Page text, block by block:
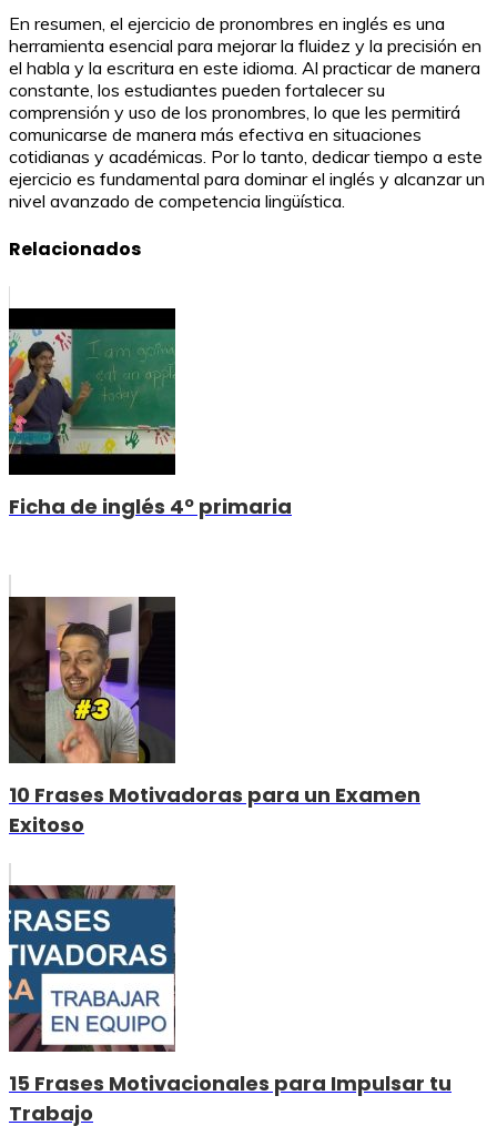
En resumen, el ejercicio de pronombres en inglés es una
herramienta esencial para mejorar la fluidez y la precisión en
el habla y la escritura en este idioma. Al practicar de manera
constante, los estudiantes pueden fortalecer su
comprensión y uso de los pronombres, lo que les permitirá
comunicarse de manera más efectiva en situaciones
cotidianas y académicas. Por lo tanto, dedicar tiempo a este
ejercicio es fundamental para dominar el inglés y alcanzar un
nivel avanzado de competencia lingüística.
Relacionados
Ficha de inglés 4º primaria
10 Frases Motivadoras para un Examen
Exitoso
15 Frases Motivacionales para Impulsar tu
Trabajo